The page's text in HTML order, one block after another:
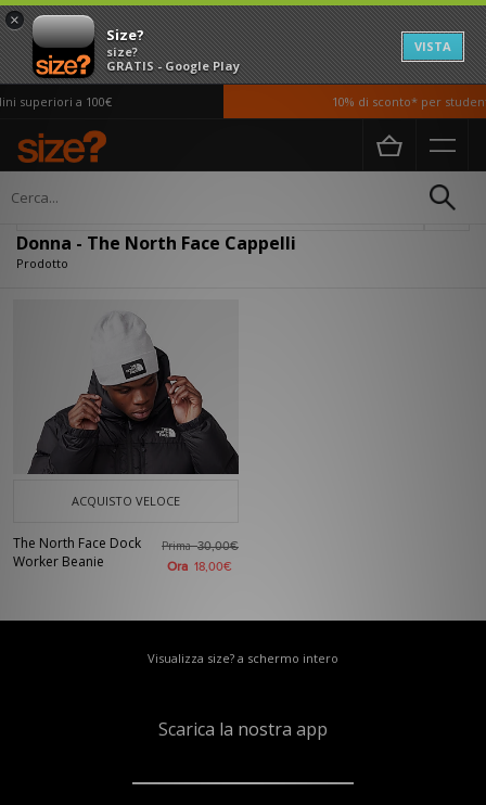
×
Size?
size?
GRATIS - Google Play
VISTA
superiori a 100€ 10% di sconto* per
Home Donna
Donna - The North Face Cappelli
Prodotto
ACQUISTO VELOCE
The North Face Dock
Worker Beanie
Prima30,00€
Ora 18,00€
Visualizza size? a schermo intero
Scarica la nostra app